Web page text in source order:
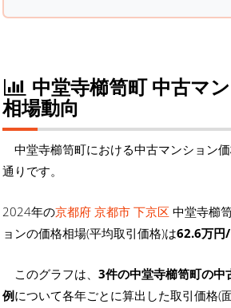
中堂寺櫛笥町 中古マ
相場動向
中堂寺櫛笥町における中古マンション
通りです。
2024年の京都府 京都市 下京区 中堂寺櫛
ョンの価格相場(平均取引価格)は62.6万円
このグラフは、 3件の中堂寺櫛笥町の中
例について各年ごとに算出した取引価格(